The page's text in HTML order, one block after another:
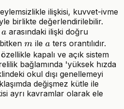
ilişkisi, kuvvet-ivme
birlikte değerlendirilebilir.
a
aarasındaki ilişki doğru
m
m ile a
a ters orantılıdır.
kapalı ve açık sistem
bağlamında 'yüksek hızda
okul dışı genellemeyi
değişmez kütle ile
ayrı kavramlar olarak ele